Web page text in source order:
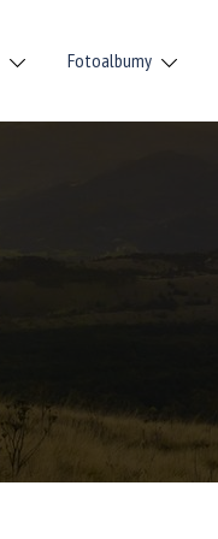
Fotoalbumy